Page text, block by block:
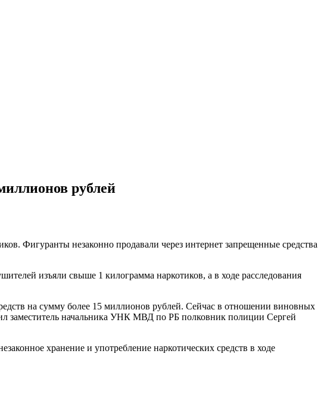
рублей
Фигуранты незаконно продавали через интернет запрещенные средства
изъяли свыше 1 килограмма наркотиков, а в ходе расследования
на сумму более 15 миллионов рублей. Сейчас в отношении виновных
заместитель начальника УНК МВД по РБ полковник полиции Сергей
хранение и употребление наркотических средств в ходе